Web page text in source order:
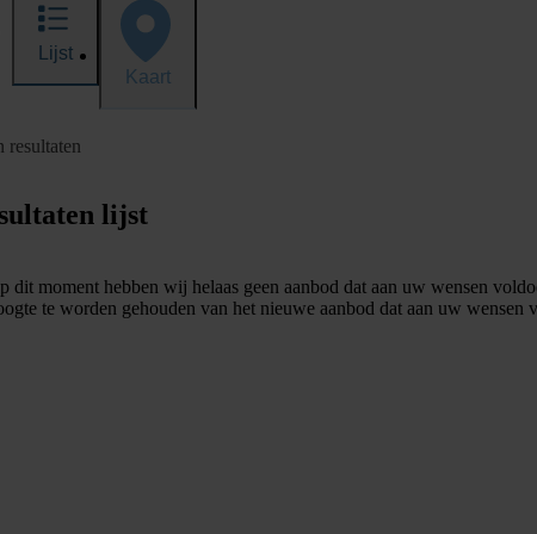
Lijst
Kaart
resultaten
lijst
dit moment hebben wij helaas geen aanbod dat aan uw wensen
te worden gehouden van het nieuwe aanbod dat aan uw wensen